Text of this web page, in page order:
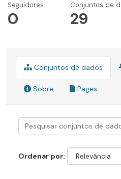
Seguidores
0
Conjuntos de
29
Conjuntos de dados
Sobre Pages
Ordenar por